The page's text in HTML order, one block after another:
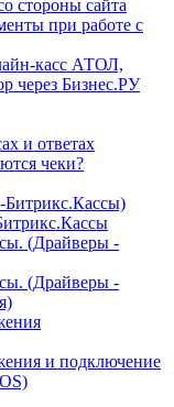
стороны сайта
при работе с
касс АТОЛ,
через Бизнес.РУ
и ответах
чеки?
(Драйверы -
(Драйверы -
и подключение